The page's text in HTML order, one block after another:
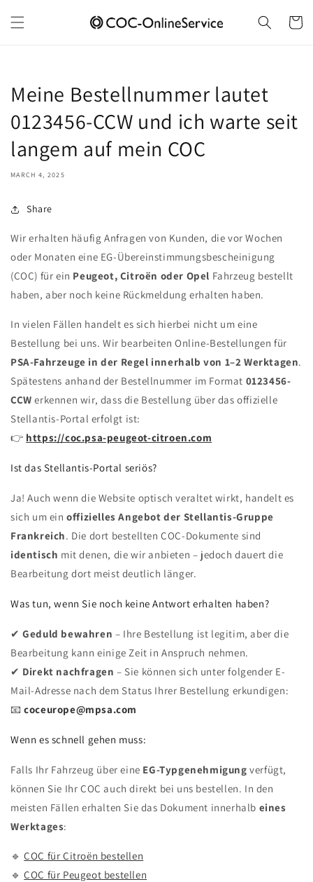
content
Cart
Meine Bestellnummer lautet
0123456-CCW und ich warte seit
langem auf mein COC
MARCH 4, 2025
Share
Wir erhalten häufig Anfragen von Kunden, die vor Wochen
oder Monaten eine EG-Übereinstimmungsbescheinigung
(COC) für ein Peugeot, Citroën oder Opel Fahrzeug bestellt
haben, aber noch keine Rückmeldung erhalten haben.
In vielen Fällen handelt es sich hierbei nicht um eine
Bestellung bei uns. Wir bearbeiten Online-Bestellungen für
PSA-Fahrzeuge in der Regel innerhalb von 1–2 Werktagen.
Spätestens anhand der Bestellnummer im Format 0123456-
CCW erkennen wir, dass die Bestellung über das offizielle
Stellantis-Portal erfolgt ist:
👉 https://coc.psa-peugeot-citroen.com
Ist das Stellantis-Portal seriös?
Ja! Auch wenn die Website optisch veraltet wirkt, handelt es
sich um einoffizielles Angebot der Stellantis-Gruppe
Frankreich. Die dort bestellten COC-Dokumente sind
identisch mit denen, die wir anbieten – jedoch dauert die
Bearbeitung dort meist deutlich länger.
Was tun, wenn Sie noch keine Antwort erhalten haben?
✔Geduld bewahren – Ihre Bestellung ist legitim, aber die
Bearbeitung kann einige Zeit in Anspruch nehmen.
✔ Direkt nachfragen – Sie können sich unter folgender E-
Mail-Adresse nach dem Status Ihrer Bestellung erkundigen:
📧coceurope@mpsa.com
Wenn es schnell gehen muss:
Falls Ihr Fahrzeug über eine EG-Typgenehmigung verfügt,
können Sie Ihr COC auch direkt bei uns bestellen. In den
meisten Fällen erhalten Sie das Dokument innerhalb eines
Werktages:
🔹COC für Citroën bestellen
🔹COC für Peugeot bestellen